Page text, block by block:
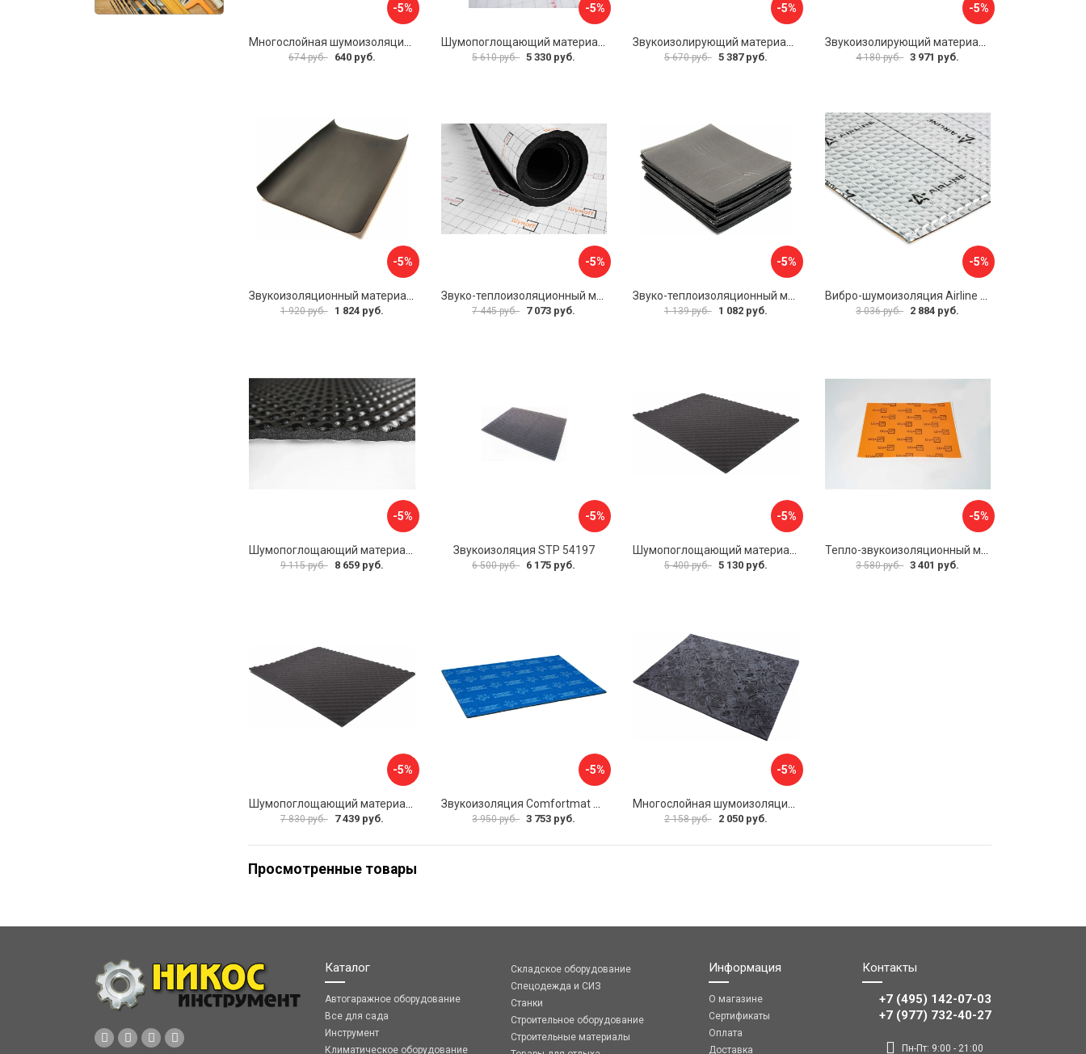
-5%
674 руб. 640 руб.
-5%
5 610 руб. 5 330 руб.
-5%
5 670 руб. 5 387 руб.
-5%
4 180 руб. 3 971 руб.
-5%
Звукоизоляционный материал Dreamcar Super Splong 10 SS-10M-S075100P1376
1 920 руб. 1 824 руб.
-5%
Звуко-теплоизоляционный материал Шумофф Комфорт 10 УТ000000298
7 445 руб. 7 073 руб.
-5%
Звуко-теплоизоляционный материал Dreamcar i4 33x25 см DC-000-0884503P1214
1 139 руб. 1 082 руб.
-5%
Вибро-шумоизоляция Airline Base 3 ADVI003
3 036 руб. 2 884 руб.
-5%
9 115 руб. 8 659 руб.
-5%
Звукоизоляция STP 54197
6 500 руб. 6 175 руб.
-5%
5 400 руб. 5 130 руб.
-5%
3 580 руб. 3 401 руб.
-5%
7 830 руб. 7 439 руб.
-5%
3 950 руб. 3 753 руб.
-5%
2 158 руб. 2 050 руб.
Просмотренные товары
Каталог
Автогаражное оборудование
Все для сада
Инструмент
Климатическое оборудование
Складское оборудование
Спецодежда и СИЗ
Станки
Строительное оборудование
Строительные материалы
Информация
О магазине
Сертификаты
Оплата
Доставка
Контакты
+7 (495) 142-07-03
‎‎+7 (977) 732-40-27
Пн-Пт: 9:00 - 21:00